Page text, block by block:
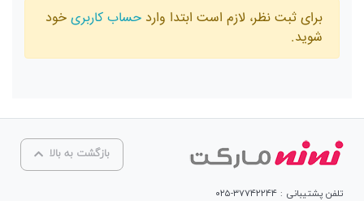
برای ثبت نظر، لازم است ابتدا وارد حساب کاربری خود
شوید.
بازگشت به بالا
تلفن پشتیبانی : ۳۷۷۴۲۲۴۴-۰۲۵